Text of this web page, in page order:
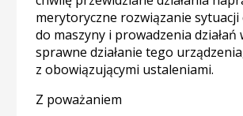
ImperGuard
ImperGuard
merytoryczne rozwiązanie
do maszyny i prowadzenia
sprawne działanie tego
z obowiązującymi ustaleniami.
Z poważaniem